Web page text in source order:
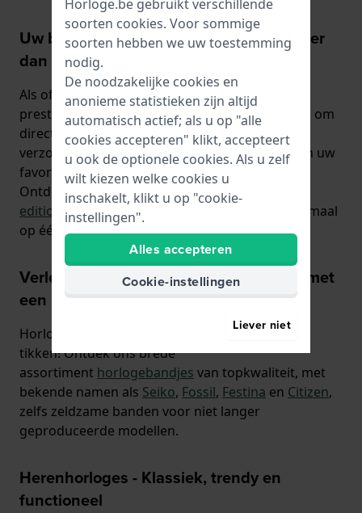
Uw betrouwbare officiële dealer van meer
dan 70 horlogemerken
Als officiële dealer hebben we meer dan 70
prestigieuze horlogemerken op voorraad, klaar om
direct vanuit ons eigen magazijn te worden
verzonden. Bestel op een doordeweekse dag en uw
favoriete horloge is binnen 24 uur onderweg!
Ontdek onze exclusieve collectieslimited
editions,smartwatches en
, allemaal
op één plek.
Verleng de levensduur van uw horloge met
een nieuwe horlogeband
Horloge.be laat uw geliefde horloge jarenlang
tikken! Ontdek ons brede
assortiment horlogebandjes van topkwaliteit, met
bekende namen als Seiko, Fossil, Festina en Citizen,
zelfs zeldzame banden voor niet langer
geproduceerde modellen.
Herenhorloges - Klassiek, trendy en
functioneel
Horloge.be gebruikt verschillende
soorten cookies. Voor sommige
soorten hebben we uw toestemming
nodig.
De noodzakelijke cookies en
anonieme statistieken zijn altijd
automatisch actief; als u op "alle
cookies accepteren" klikt, accepteert
u ook de optionele cookies. Als u zelf
wilt kiezen welke cookies u
inschakelt, klikt u op "cookie-
instellingen".
Alles accepteren
Cookie-instellingen
Liever niet